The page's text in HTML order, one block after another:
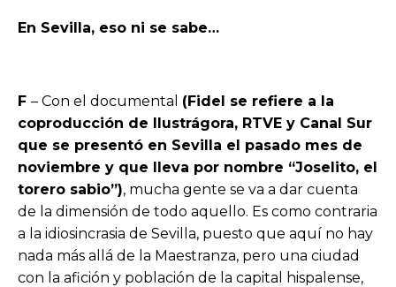
En Sevilla, eso ni se sabe…
F – Con el documental (Fidel se refiere a la
coproducción de Ilustrágora, RTVE y Canal Sur
que se presentó en Sevilla el pasado mes de
noviembre y que lleva por nombre “Joselito, el
torero sabio”), mucha gente se va a dar cuenta
de la dimensión de todo aquello. Es como contraria
a la idiosincrasia de Sevilla, puesto que aquí no hay
nada más allá de la Maestranza, pero una ciudad
con la afición y población de la capital hispalense,